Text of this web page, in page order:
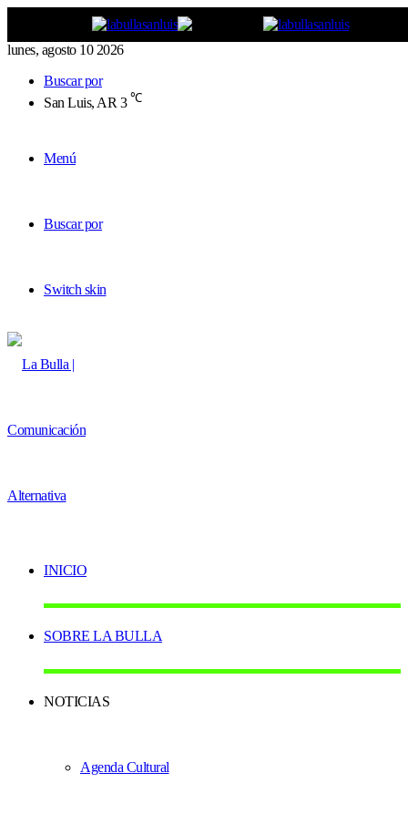
lunes, agosto 10 2026
Buscar por
San Luis, AR 3 ℃
Menú
Buscar por
Switch skin
INICIO
SOBRE LA BULLA
NOTICIAS
Agenda Cultural